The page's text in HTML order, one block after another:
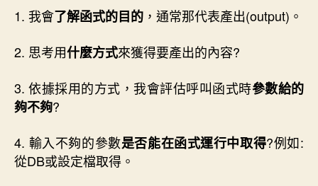
1. 我會了解函式的目的 ，通常那代表產出(output)。
2. 思考用什麼方式來獲得要產出的內容?
3. 依據採用的方式，我會評估呼叫函式時參數給的
夠不夠?
4. 輸入不夠的參數是否能在函式運行中取得?例如:
從DB或設定檔取得。